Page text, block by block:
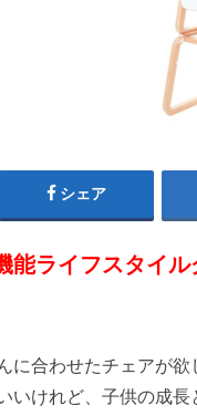
シェア
能ライフスタイ
に合わせたチェアが欲
いけれど、子供の成